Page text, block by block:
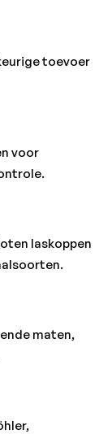
toevoer
voor
laskoppen
maten,